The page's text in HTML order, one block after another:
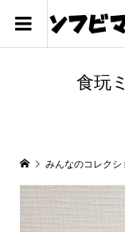
食玩
みんなのコレクシ